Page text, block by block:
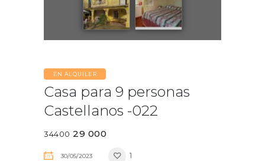
EN ALQUILER
Casa para 9 personas
Castellanos -022
34400 29 000
30/05/2023 1